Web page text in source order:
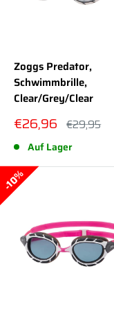
Zoggs Predator,
Schwimmbrille,
Clear/Grey/Clear
Sonderpreis
€26,96 Normalpreis
€29,95
Auf Lager
10%